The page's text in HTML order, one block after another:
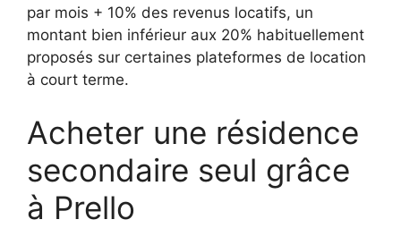
par mois + 10% des revenus locatifs, un
montant bien inférieur aux 20% habituellement
proposés sur certaines plateformes de location
à court terme.
Acheter une résidence
secondaire seul grâce
à Prello